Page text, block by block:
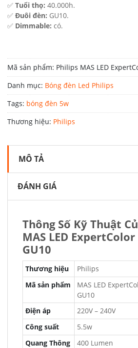
✅ Tuổi thọ: 40.000h.
✅ Đuôi đèn: GU10.
✅ Dimmable: có.
Mã sản phẩm: Philips MAS LED
Danh mục: Bóng đèn Led Philips
Tags: bóng đèn 5w
Thương hiệu: Philips
MÔ TẢ
ĐÁNH GIÁ
Thông Số Kỹ Thuật
MAS LED
GU10
Thương hiệu
Philips
Mã sản phẩm
MAS LED
GU10
Điện áp
220V – 240V
Công suất
5.5w
Quang Thông
400 Lumen